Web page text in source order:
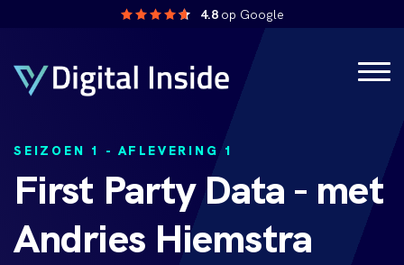
4.8 op Google
SEIZOEN 1 - AFLEVERING 1
First Party Data - met
Andries Hiemstra